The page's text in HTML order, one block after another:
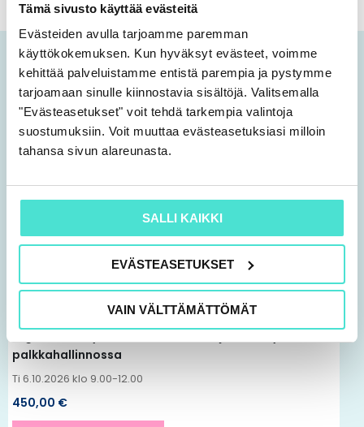
Tämä sivusto käyttää evästeitä
Evästeiden avulla tarjoamme paremman
käyttökokemuksen. Kun hyväksyt evästeet, voimme
kehittää palveluistamme entistä parempia ja pystymme
tarjoamaan sinulle kiinnostavia sisältöjä. Valitsemalla
"Evästeasetukset" voit tehdä tarkempia valintoja
suostumuksiin. Voit muuttaa evästeasetuksiasi milloin
tahansa sivun alareunasta.
SALLI KAIKKI
EVÄSTEASETUKSET
VAIN VÄLTTÄMÄTTÖMÄT
Tutustu myös
palkkahallinnossa
Ti 6.10.2026 klo 9.00-12.00
450,00 €
Tällä
tuotteella
on
useampi
muunnelma.
Voit
tehdä
valinnat
tuotteen
sivulla.